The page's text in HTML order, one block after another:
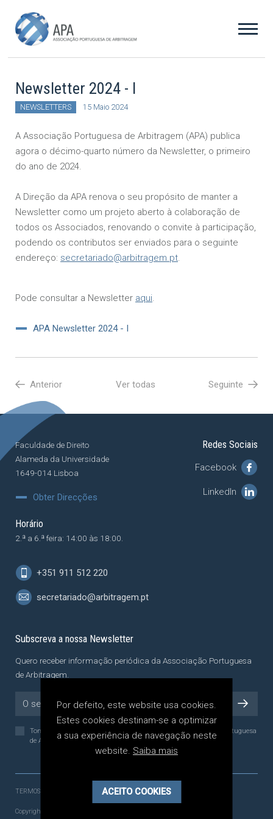
Newsletter 2024 - I
NEWSLETTERS 15 Maio 2024
A Associação Portuguesa de Arbitragem (APA) publica
agora o décimo-quarto número da Newsletter, o primeiro
do ano de 2024.
A Direção da APA renova o seu propósito de manter a
Newsletter como um projeto aberto à colaboração de
todos os Associados, renovando o convite à participação,
podendo os contributos ser enviados para o seguinte
endereço: secretariado@arbitragem.pt.
Pode consultar a Newsletter aqui.
APA Newsletter 2024 - I
Anterior Ver todas Seguinte
Redes Sociais
Facebook
LinkedIn
Faculdade de Direito
Alameda da Universidade
1649-014 Lisboa
Obter Direcções
Horário
2.ª a 6.ª feira: 14:00 às 18:00.
+351 911 512 220
secretariado@arbitragem.pt
Subscreva a nossa Newsletter
Quero receber informação periódica da Associação Portuguesa
de Arbitragem.
Tomei conhecimento daPolítica de Privacidade
da Associação Portuguesa
de Arbitragem, a qual li e compreendi.
TERMOS E CONDIÇÕES POLÍTICA DE PRIVACIDADE
Copyright 2021 - 2026 © APA - Associação Portuguesa de Arbitragem.
Por defeito, este website usa cookies.
Estes cookies destinam-se a optimizar
a sua experiência de navegação neste
website. Saiba mais
ACEITO COOKIES